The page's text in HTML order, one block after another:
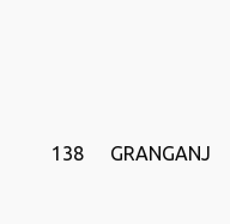
138 GRANGANJ